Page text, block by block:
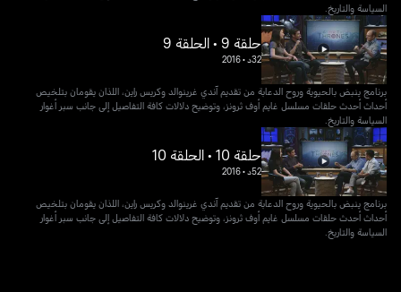
السياسة والتاريخ.
حلقة 9 • الحلقة 9
32د •
2016
برنامج ينبض بالحيوية وروح الدعابة من تقديم آندي غرينوالد وكريس راين، اللذان يقومان بتلخيص
أحداث أحدث حلقات مسلسل غايم أوف ثرونز، وتوضيح دلالات كافة التفاصيل إلى جانب سبر أغوار
السياسة والتاريخ.
حلقة 10 • الحلقة 10
52د •
2016
برنامج ينبض بالحيوية وروح الدعابة من تقديم آندي غرينوالد وكريس راين، اللذان يقومان بتلخيص
أحداث أحدث حلقات مسلسل غايم أوف ثرونز، وتوضيح دلالات كافة التفاصيل إلى جانب سبر أغوار
السياسة والتاريخ.